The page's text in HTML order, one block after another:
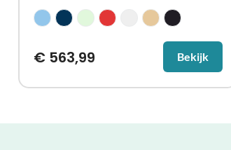
€563,99 Bekijk